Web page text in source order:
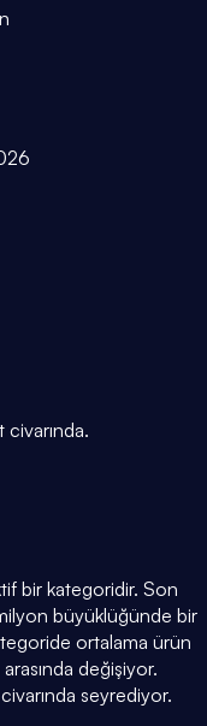
civarında.
bir kategoridir. Son
büyüklüğünde bir
ortalama ürün
değişiyor.
seyrediyor.